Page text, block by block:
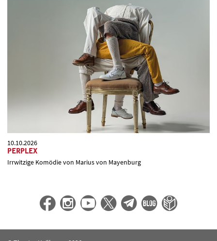
10.10.2026
PERPLEX
Irrwitzige Komödie von Marius von Mayenburg